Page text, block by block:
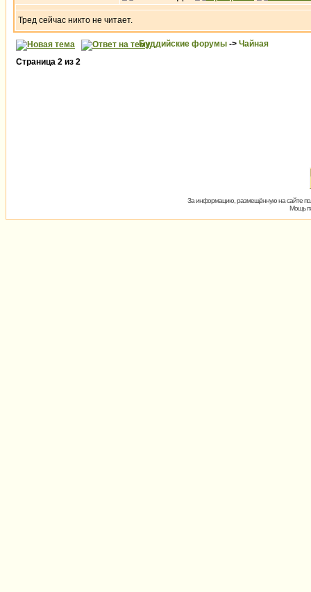
Тред сейчас никто не читает.
Буддийские форумы -> Чайная
Страница 2 из 2
За информацию, размещённую на сайте
Мощь